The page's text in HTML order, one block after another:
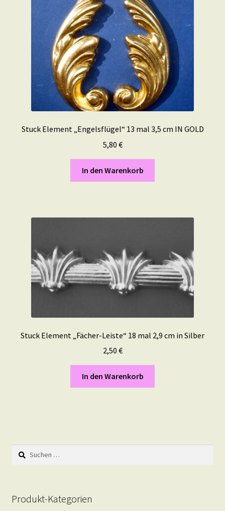
Stuck Element „Engelsflügel“ 13 mal 3,5 cm IN GOLD
5,80 €
In den Warenkorb
Stuck Element „Fächer-Leiste“ 18 mal 2,9 cm in Silber
2,50 €
In den Warenkorb
Suchen
nach:
Produkt-Kategorien